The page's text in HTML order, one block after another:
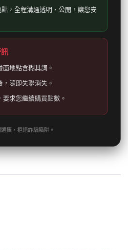
，全程溝通透明、公開，讓您安
地點含糊其詞。
隨即失聯消失。
求您繼續購買點數。
擇，拒絕詐騙陷阱。